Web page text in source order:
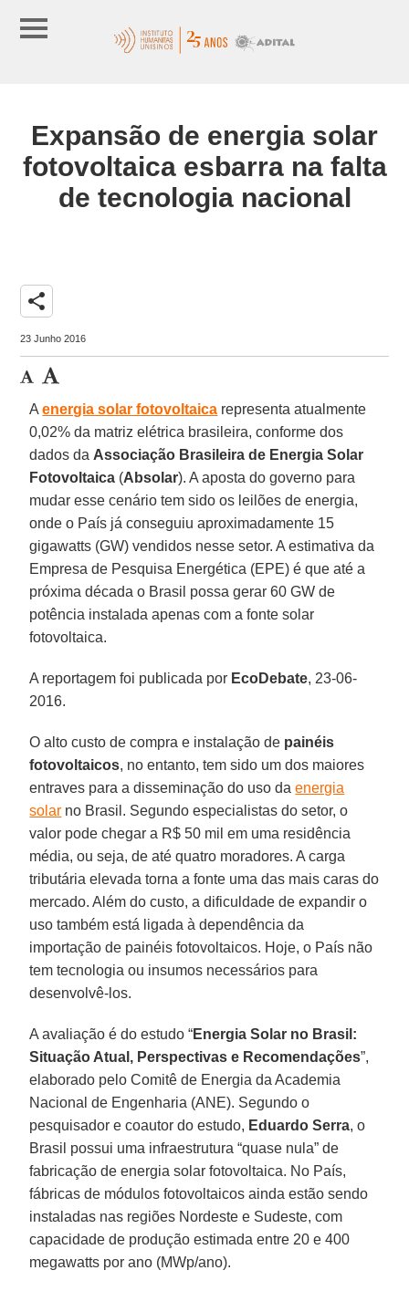
Expansão de energia solar
fotovoltaica esbarra na falta
de tecnologia nacional
share
23 Junho 2016
Aenergia solar fotovoltaica representa atualmente
0,02% da matriz elétrica brasileira, conforme dos
dados da Associação Brasileira de Energia Solar
Fotovoltaica (Absolar). A aposta do governo para
mudar esse cenário tem sido os leilões de energia,
onde o País já conseguiu aproximadamente 15
gigawatts (GW) vendidos nesse setor. A estimativa da
Empresa de Pesquisa Energética (EPE) é que até a
próxima década o Brasil possa gerar 60 GW de
potência instalada apenas com a fonte solar
fotovoltaica.
A reportagem foi publicada por EcoDebate, 23-06-
2016.
O alto custo de compra e instalação de painéis
fotovoltaicos, no entanto, tem sido um dos maiores
entraves para a disseminação do uso da energia
solar no Brasil. Segundo especialistas do setor, o
valor pode chegar a R$ 50 mil em uma residência
média, ou seja, de até quatro moradores. A carga
tributária elevada torna a fonte uma das mais caras do
mercado. Além do custo, a dificuldade de expandir o
uso também está ligada à dependência da
importação de painéis fotovoltaicos. Hoje, o País não
tem tecnologia ou insumos necessários para
desenvolvê-los.
A avaliação é do estudo “Energia Solar no Brasil:
Situação Atual, Perspectivas e Recomendações”,
elaborado pelo Comitê de Energia da Academia
Nacional de Engenharia (ANE). Segundo o
pesquisador e coautor do estudo, Eduardo Serra, o
Brasil possui uma infraestrutura “quase nula” de
fabricação de energia solar fotovoltaica. No País,
fábricas de módulos fotovoltaicos ainda estão sendo
instaladas nas regiões Nordeste e Sudeste, com
capacidade de produção estimada entre 20 e 400
megawatts por ano (MWp/ano).